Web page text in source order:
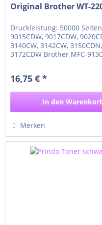
Original Brother WT-
Druckleistung: 50000
9015CDW, 9017CDW,
3140CW, 3142CW,
3172CDW Brother MFC-
16,75 € *
In den
Merken